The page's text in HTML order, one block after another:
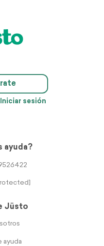
Iniciar sesión
ayuda?
Jüsto
ayuda